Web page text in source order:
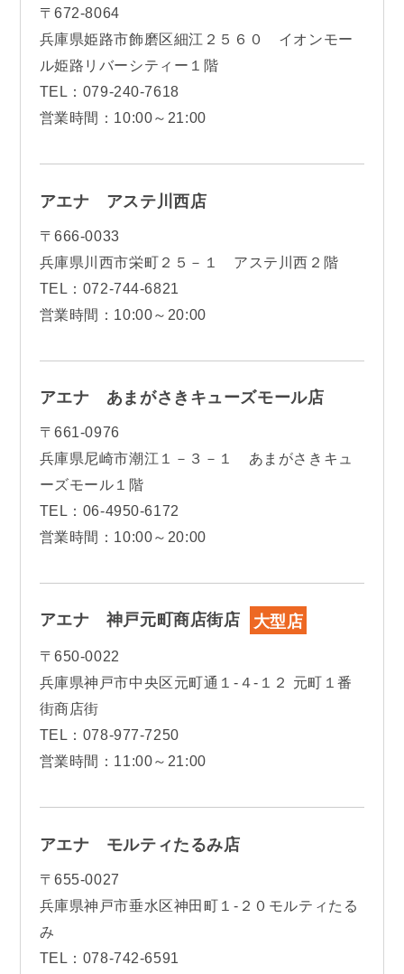
〒672-8064
兵庫県姫路市飾磨区細江２５６０ イオンモー
ル姫路リバーシティー１階
TEL：079-240-7618
営業時間：10:00～21:00
アエナ アステ川西店
〒666-0033
兵庫県川西市栄町２５－１ アステ川西２階
TEL：072-744-6821
営業時間：10:00～20:00
アエナ あまがさきキューズモール店
〒661-0976
兵庫県尼崎市潮江１－３－１ あまがさきキュ
ーズモール１階
TEL：06-4950-6172
営業時間：10:00～20:00
アエナ 神戸元町商店街店 大型店
〒650-0022
兵庫県神戸市中央区元町通１-４-１２ 元町１番
街商店街
TEL：078-977-7250
営業時間：11:00～21:00
アエナ モルティたるみ店
〒655‐0027
兵庫県神戸市垂水区神田町１-２０モルティたる
み
TEL：078-742-6591